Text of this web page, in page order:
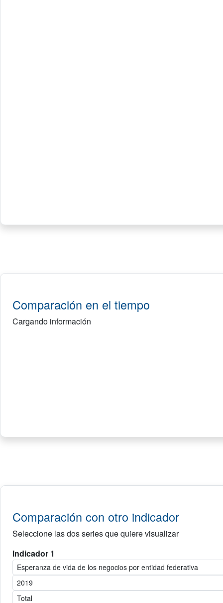
Comparación en el tiempo
Cargando información
Comparación con otro indicador
Seleccione las dos series que quiere visualizar
Indicador 1